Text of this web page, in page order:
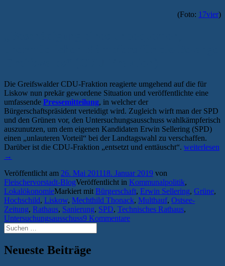
(Foto: 17vier)
Die Greifswalder CDU-Fraktion reagierte umgehend auf die für
Liskow nun prekär gewordene Situation und veröffentlichte eine
umfassende Pressemitteilung, in welcher der
Bürgerschaftspräsident verteidigt wird. Zugleich wirft man der SPD
und den Grünen vor, den Untersuchungsausschuss wahlkämpferisch
auszunutzen, um dem eigenen Kandidaten Erwin Sellering (SPD)
einen „unlauteren Vorteil“ bei der Landtagswahl zu verschaffen.
Darüber ist die CDU-Fraktion „entsetzt und enttäuscht“. „Time
–
läutet
politisches
weiterlesen
→
Veröffentlicht am 26. Mai 201118. Januar 2019 von
Fleischervorstadt-BlogVeröffentlicht in Kommunalpolitik,
LokalökonomieMarkiert mit Bürgerschaft, Erwin Sellering, Grüne,
Hochschild, Liskow, Mechthild Thonack, Multhauf, Ostsee-
Zeitung, Rathaus, Sanierung, SPD, Technisches Rathaus,
Untersuchungsausschuss9 Kommentare
Suchen
nach:
Neueste Beiträge